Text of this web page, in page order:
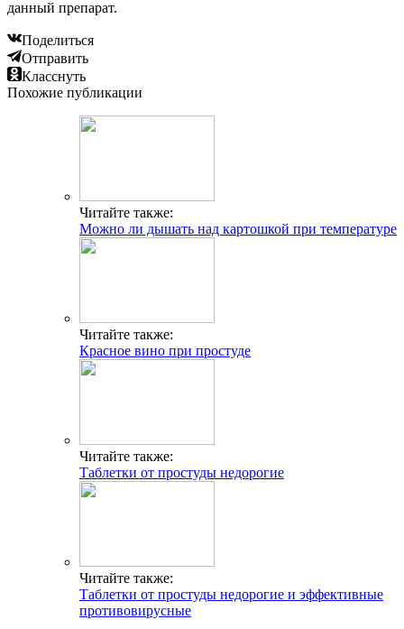
данный препарат.
Поделиться
Отправить
Класснуть
Похожие публикации
Читайте также:
Можно ли дышать над картошкой при температуре
Читайте также:
Красное вино при простуде
Читайте также:
Таблетки от простуды недорогие
Читайте также:
Таблетки от простуды недорогие и эффективные
противовирусные